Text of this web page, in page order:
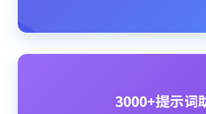
3000+提示词